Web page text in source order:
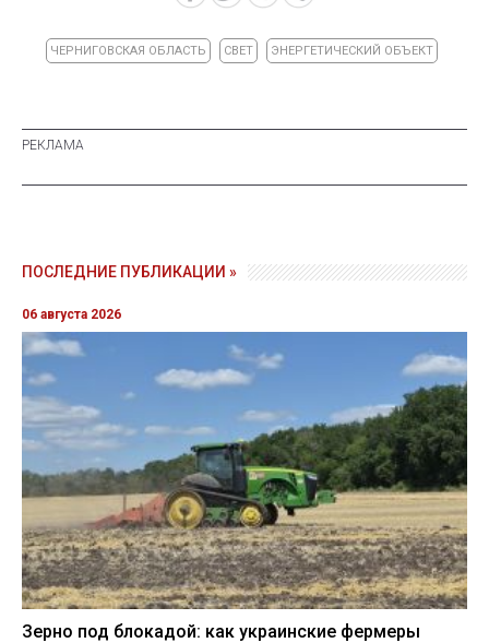
ЧЕРНИГОВСКАЯ ОБЛАСТЬ СВЕТ ЭНЕРГЕТИЧЕСКИЙ ОБЪЕКТ
ПОСЛЕДНИЕ ПУБЛИКАЦИИ »
06 августа 2026
Зерно под блокадой: как украинские фермеры